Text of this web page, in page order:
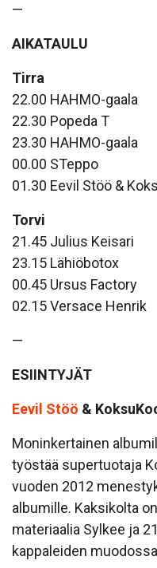
—
AIKATAULU
Tirra
22.00 HAHMO-gaala
22.30 Popeda T
23.30 HAHMO-gaala
00.00 STeppo
01.30 Eevil Stöö &
Torvi
21.45 Julius Keisari
23.15 Lähiöbotox
00.45 Ursus Factory
02.15 Versace Henrik
—
ESIINTYJÄT
Eevil Stöö &
Moninkertainen
työstää supertuotaja
vuoden 2012
albumille. Kaksikolta
materiaalia Sylkee ja
kappaleiden